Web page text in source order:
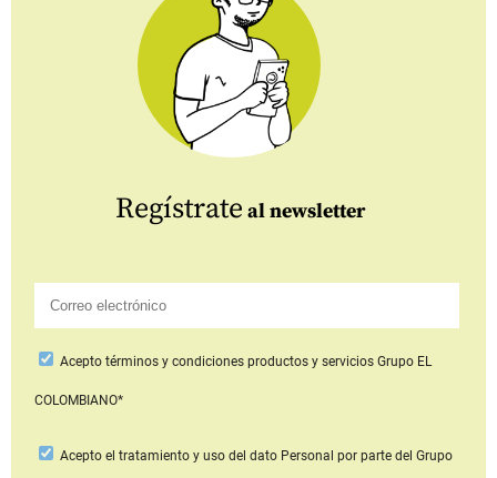
Regístrate al newsletter
Aceptotérminos y condiciones productos y serviciosGrupo EL
COLOMBIANO*
Acepto el tratamiento y uso del dato Personal por parte del Grupo